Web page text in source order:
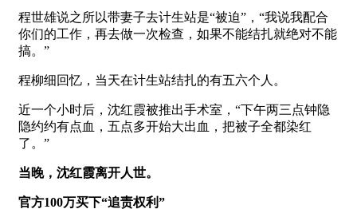
程世雄说之所以带妻子去计生站是“被迫”，“我说我配合
你们的工作，再去做一次检查，如果不能结扎就绝对不能
搞。”
程柳细回忆，当天在计生站结扎的有五六个人。
近一个小时后，沈红霞被推出手术室，“下午两三点钟隐
隐约约有点血，五点多开始大出血，把被子全都染红
了。”
当晚，沈红霞离开人世。
官方100万买下“追责权利”